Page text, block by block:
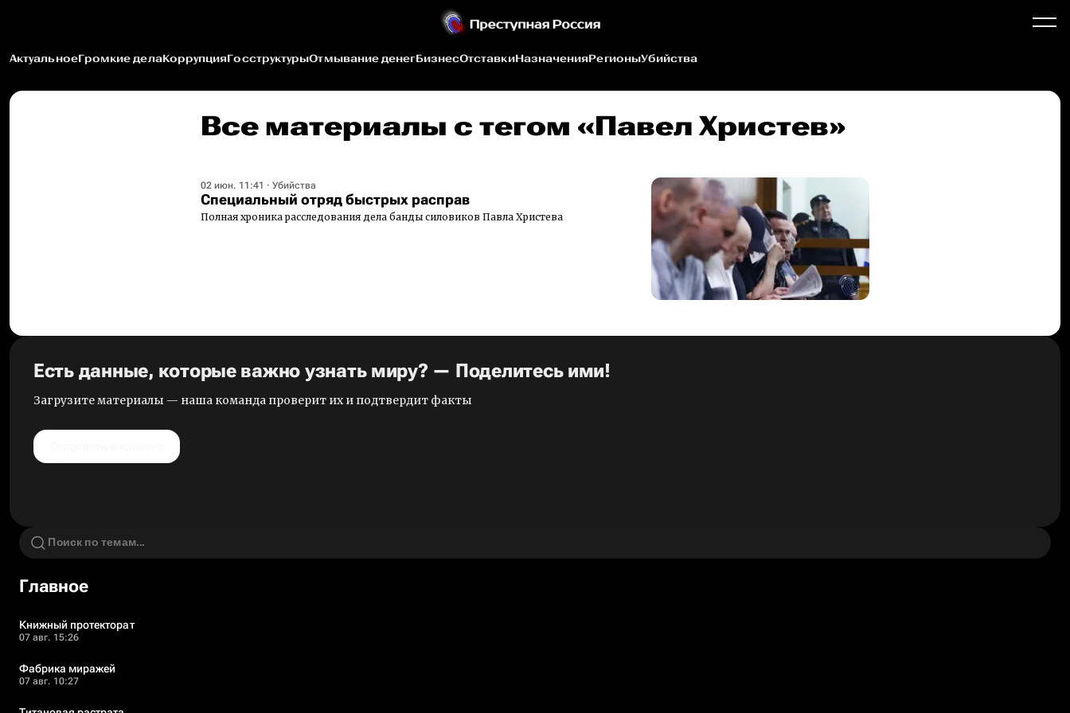
АктуальноеГромкие делаКоррупцияГосструктурыОтмывание денегБизнесОтставкиНазначенияРегионыУбийства
Все материалы c тегом «Павел Христев»
02 июн. 11:41 · Убийства
Специальный отряд быстрых расправ
Полная хроника расследования дела банды силовиков Павла Христева
Есть данные, которые важно узнать миру? — Поделитесь ими!
Загрузите материалы — наша команда проверит их и подтвердит факты
Главное
Книжный протекторат
07 авг. 15:26
Фабрика миражей
07 авг. 10:27